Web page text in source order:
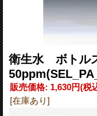
衛生水 ボトル
販売価格: 1,630円(税
[在庫あり]